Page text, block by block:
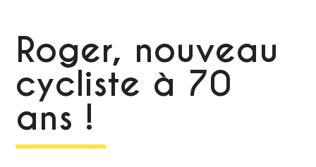
Roger, nouveau
cycliste à 70
ans !